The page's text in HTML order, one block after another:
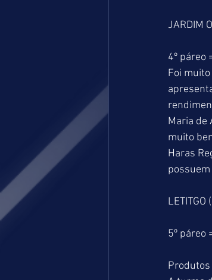
JARDIM
4º páreo
Foi
Maria de
muito
Haras
possuem
LETITGO
5º páreo
Produtos